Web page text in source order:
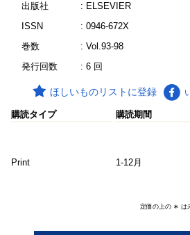
出版社
: ELSEVIER
ISSN
: 0946-672X
巻数
: Vol.93-98
発行回数
: 6 回
ほしいものリストに登録
購読タイプ 購読期間
Print 1-12月
定価の上の ∗ は